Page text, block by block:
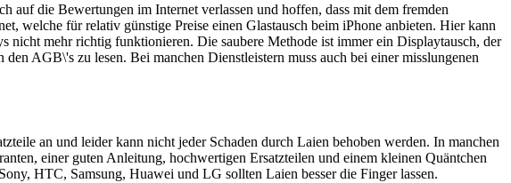
auf die Bewertungen im Internet verlassen und hoffen, dass mit dem fremden
welche für relativ günstige Preise einen Glastausch beim iPhone anbieten. Hier kann
nicht mehr richtig funktionieren. Die saubere Methode ist immer ein Displaytausch, der
AGB\'s zu lesen. Bei manchen Dienstleistern muss auch bei einer misslungenen
an und leider kann nicht jeder Schaden durch Laien behoben werden. In manchen
einer guten Anleitung, hochwertigen Ersatzteilen und einem kleinen Quäntchen
HTC, Samsung, Huawei und LG sollten Laien besser die Finger lassen.